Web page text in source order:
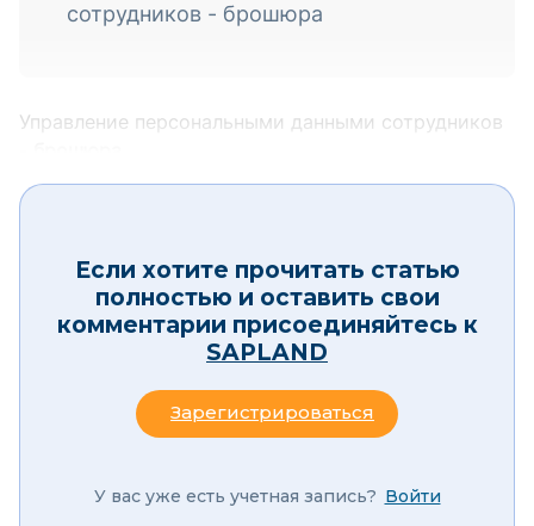
сотрудников - брошюра
Управление персональными данными сотрудников
Если хотите прочитать статью
полностью и оставить свои
комментарии присоединяйтесь к
SAPLAND
Зарегистрироваться
У вас уже есть учетная запись? Войти